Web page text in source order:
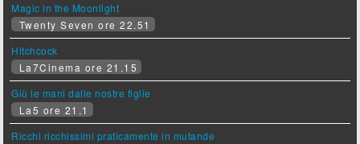
Magic in the Moonlight
Twenty Seven ore 22.51
Hitchcock
La7Cinema ore 21.15
Giù le mani dalle nostre figlie
La5 ore 21.1
Ricchi ricchissimi praticamente in mutande